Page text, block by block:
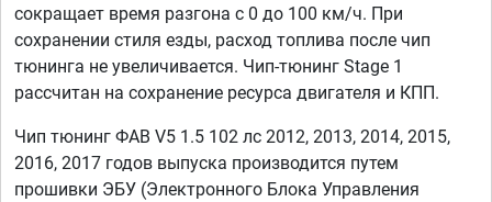
сокращает время разгона с 0 до 100 км/ч. При
сохранении стиля езды, расход топлива после чип
тюнинга не увеличивается. Чип-тюнинг Stage 1
рассчитан на сохранение ресурса двигателя и КПП.
Чип тюнинг ФАВ V5 1.5 102 лс 2012, 2013, 2014, 2015,
2016, 2017 годов выпуска производится путем
прошивки ЭБУ (Электронного Блока Управления